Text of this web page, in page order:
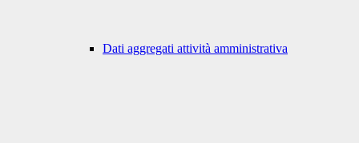
Dati aggregati attività amministrativa